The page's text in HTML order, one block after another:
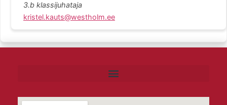
3.b klassijuhataja
kristel.kauts@westholm.ee